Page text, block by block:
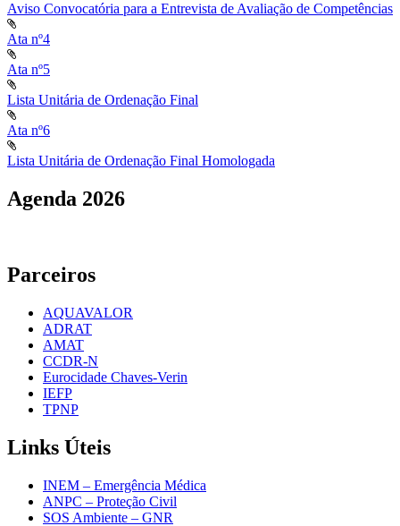
Aviso Convocatória para a Entrevista de Avaliação de Competências
Ata nº4
Ata nº5
Lista Unitária de Ordenação Final
Ata nº6
Lista Unitária de Ordenação Final Homologada
Agenda 2026
Parceiros
AQUAVALOR
ADRAT
AMAT
CCDR-N
Eurocidade Chaves-Verin
IEFP
TPNP
Links Úteis
INEM – Emergência Médica
ANPC – Proteção Civil
SOS Ambiente – GNR